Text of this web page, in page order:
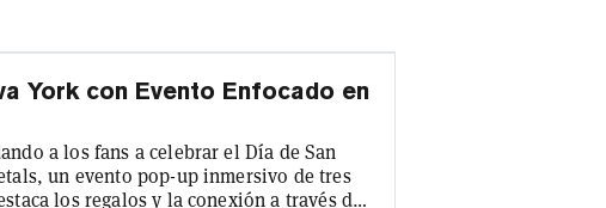
York con Evento Enfocado en
a los fans a celebrar el Día de San
un evento pop-up inmersivo de tres
los regalos y la conexión a través de